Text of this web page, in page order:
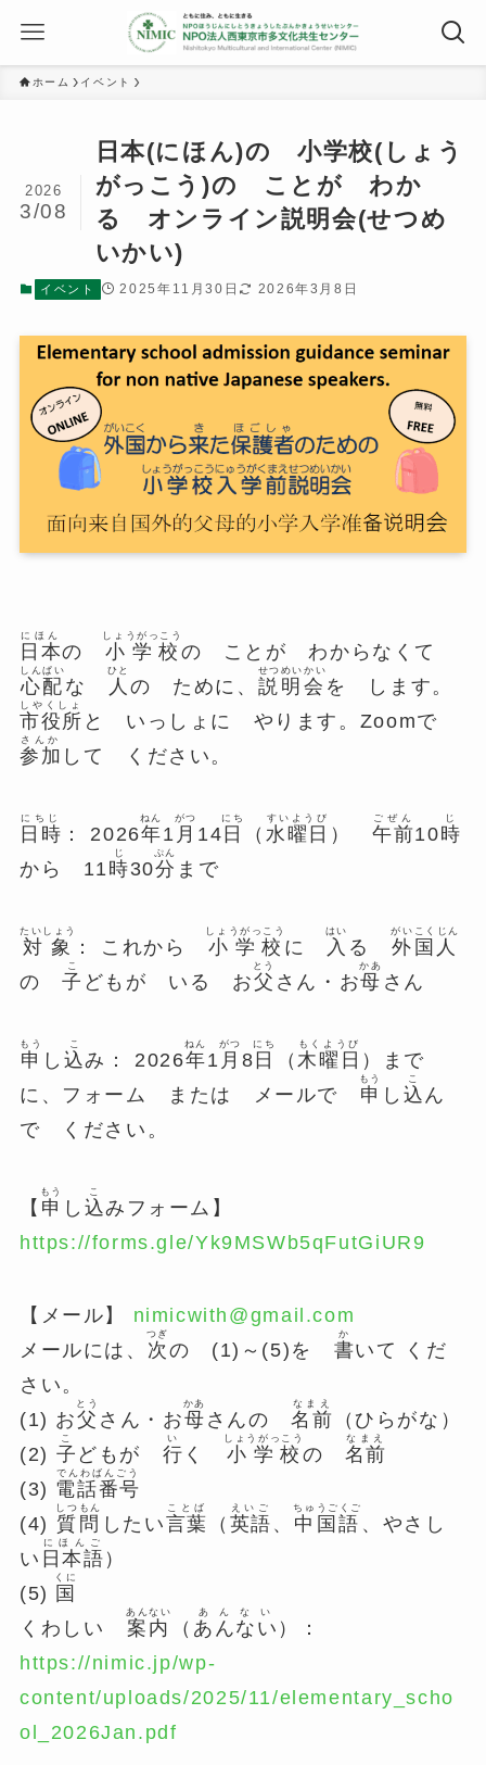
ホーム イベント
日本(にほん)の 小学校(しょう
がっこう)の ことが わか
る オンライン説明会(せつめ
いかい)
2026
3/08
イベント 2025年11月30日 2026年3月8日
日本
にほん
の 小学校
しょうがっこう
の ことが わからなくて
心配
しんぱい
な 人
ひと
の ために、 説明会
せつめいかい
を します。
市役所
しやくしょ
と いっしょに やります。Zoomで
参加
さんか
して ください。
日時
にちじ
： 2026年
ねん
1 月
がつ
14 日
にち
（ 水曜日
すいようび
）午前
ごぜん
10時
じ
から 11時
じ
30分
ぷん
まで
対象
たいしょう
： これから 小学校
しょうがっこう
に 入
はい
る 外国人
がいこくじん
の子
こ
どもが いる お父
とう
さん・お母
かあ
さん
申
もう
し 込
こ
み： 2026年
ねん
1 月
がつ
8 日
にち
（ 木曜日
もくようび
）まで
に、フォーム または メールで 申
もう
し 込
こ
ん
で ください。
【 申
もう
し 込
こ
みフォーム】
https://forms.gle/Yk9MSWb5qFutGiUR9
【メール】 nimicwith@gmail.com
メールには、 次
つぎ
の (1)～(5)を 書
か
いて くだ
さい。
(1) お父
とう
さん・お母
かあ
さんの名前
なまえ
（ひらがな）
(2) 子
こ
どもが 行
い
く 小学校
しょうがっこう
の 名前
なまえ
(3) 電話番号
でんわばんごう
(4) 質問
しつもん
したい言葉
ことば
（ 英語
えいご
、 中国語
ちゅうごくご
、やさし
い 日本語
にほんご
）
(5) 国
くに
くわしい 案内
あんない
（ あんない
あんない
）：
https://nimic.jp/wp-
content/uploads/2025/11/elementary_scho
ol_2026Jan.pdf